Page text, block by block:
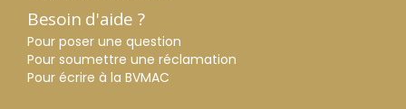
Besoin d'aide ?
Pour poser une question
Pour soumettre une réclamation
Pour écrire à la BVMAC